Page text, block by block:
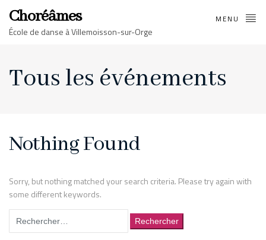
Choréâmes
École de danse à Villemoisson-sur-Orge
MENU
Tous les événements
Nothing Found
Sorry, but nothing matched your search criteria. Please try again with
some different keywords.